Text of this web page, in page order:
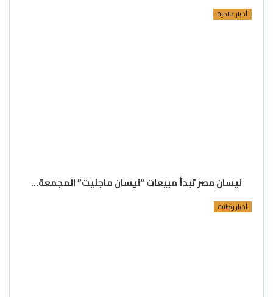
أخبار عالمية
نيسان مصر تبدأ مبيعات “نيسان ماجنيت” المجمعة…
أخبار وطنية